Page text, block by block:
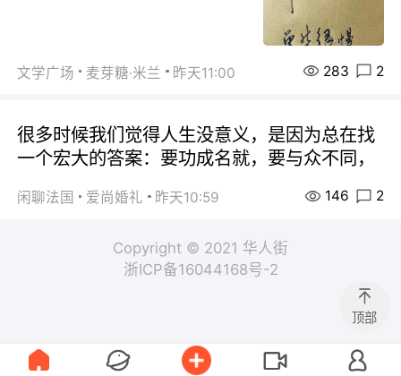
文学广场 麦芽糖·米兰 昨天11:00 283 2
很多时候我们觉得人生没意义，是因为总在找
一个宏大的答案：要功成名就，要与众不同，
闲聊法国 爱尚婚礼 昨天10:59 146 2
Copyright © 2021 华人街
浙ICP备16044168号-2
顶部